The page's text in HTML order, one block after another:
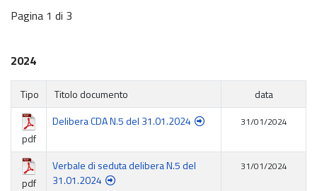
Pagina 1 di 3
2024
Tipo Titolo documento data
pdf
Delibera CDA N.5 del 31.01.2024 31/01/2024
pdf
Verbale di seduta delibera N.5 del
31.01.2024
31/01/2024